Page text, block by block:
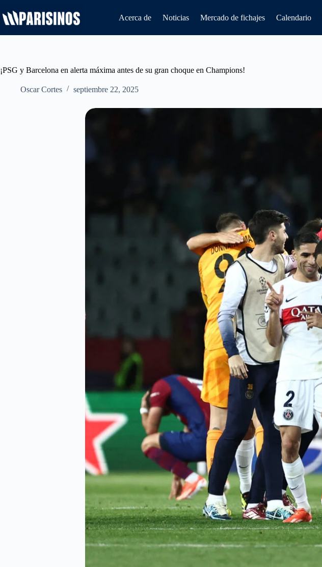
al
contenido
Acerca de Noticias Mercado de fichajes Calendario
¡PSG y Barcelona en alerta máxima antes de su gran choque en Champions!
Oscar Cortes septiembre 22, 2025